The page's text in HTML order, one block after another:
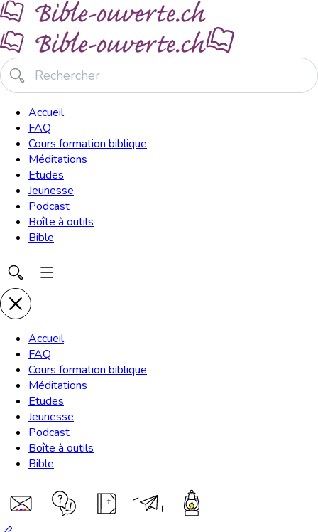
Accueil
FAQ
Cours formation biblique
Méditations
Etudes
Jeunesse
Podcast
Boîte à outils
Bible
Accueil
FAQ
Cours formation biblique
Méditations
Etudes
Jeunesse
Podcast
Boîte à outils
Bible